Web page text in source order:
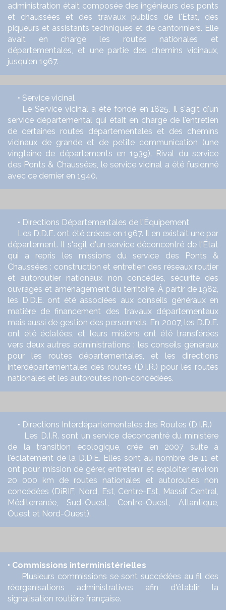
administration était composée des ingénieurs des ponts
et chaussées et des travaux publics de l'Etat, des
piqueurs et assistants techniques et de cantonniers. Elle
avait en charge les routes nationales et
départementales, et une partie des chemins vicinaux,
jusqu'en 1967.
• Service vicinal
Le Service vicinal a été fondé en 1825. Il s'agit d'un
service départemental qui était en charge de l'entretien
de certaines routes départementales et des chemins
vicinaux de grande et de petite communication (une
vingtaine de départements en 1939). Rival du service
des Ponts & Chaussées, le service vicinal a été fusionné
avec ce dernier en 1940.
• Directions Départementales de l'Équipement
Les D.D.E. ont été créees en 1967. Il en existait une par
département. Il s'agit d'un service déconcentré de l'État
qui a repris les missions du service des Ponts &
Chaussées : construction et entretien des réseaux routier
et autoroutier nationaux non concédés, sécurité des
ouvrages et aménagement du territoire. À partir de 1982,
les D.D.E. ont été associées aux conseils généraux en
matière de financement des travaux départementaux
mais aussi de gestion des personnels. En 2007, les D.D.E.
ont été éclatées, et leurs misions ont été transférées
vers deux autres administrations : les conseils généraux
pour les routes départementales, et les directions
interdépartementales des routes (D.I.R.) pour les routes
nationales et les autoroutes non-concédées.
• Directions Interdépartementales des Routes (D.I.R.)
Les D.I.R. sont un service déconcentré du ministère
de la transition écologique, créé en 2007 suite à
l'éclatement de la D.D.E. Elles sont au nombre de 11 et
ont pour mission de gérer, entretenir et exploiter environ
20 000 km de routes nationales et autoroutes non
concédées (DiRIF, Nord, Est, Centre-Est, Massif Central,
Méditerranée, Sud-Ouest, Centre-Ouest, Atlantique,
Ouest et Nord-Ouest).
• Commissions interministérielles
Plusieurs commissions se sont succédées au fil des
réorganisations administratives afin d'établir la
signalisation routière française.